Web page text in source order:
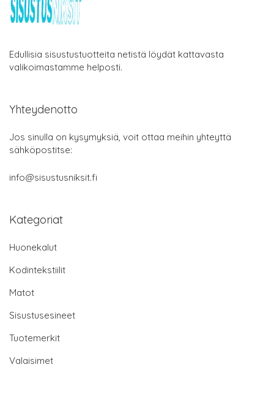
Edullisia sisustustuotteita netistä löydät kattavasta
valikoimastamme helposti.
Yhteydenotto
Jos sinulla on kysymyksiä, voit ottaa meihin yhteyttä
sähköpostitse:
info@sisustusniksit.fi
Kategoriat
Huonekalut
Kodintekstiilit
Matot
Sisustusesineet
Tuotemerkit
Valaisimet